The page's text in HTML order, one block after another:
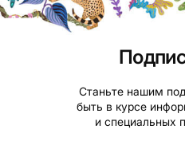
Станьте нашим
быть в курсе
и специальных